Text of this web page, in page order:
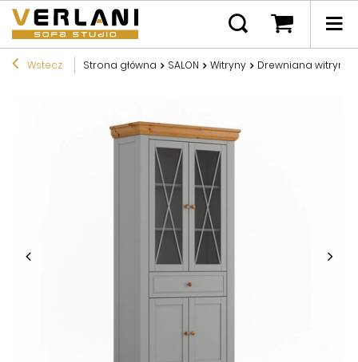
Wstecz Strona główna SALON Witryny Drewniana witryna